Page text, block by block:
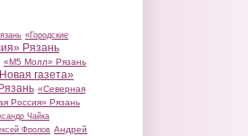
«Городские
Рязань
«М5 Молл» Рязань
газета»
«Северная
Россия» Рязань
Чайка
Фролов Андрей